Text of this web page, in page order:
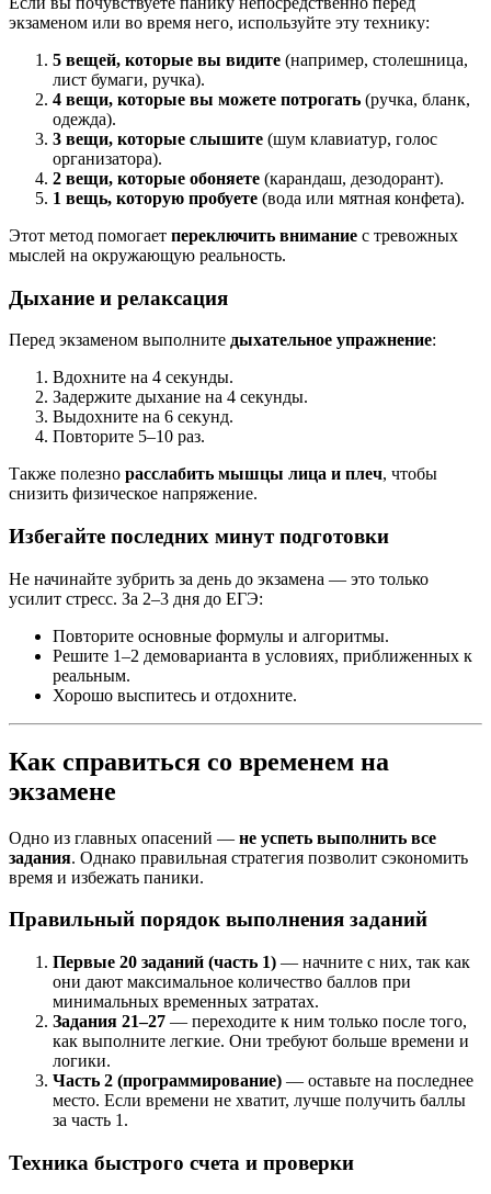
экзаменом или во время него, используйте эту технику:
5 вещей, которые вы видите (например, столешница,
лист бумаги, ручка).
4 вещи, которые вы можете потрогать (ручка, бланк,
одежда).
3 вещи, которые слышите (шум клавиатур, голос
организатора).
2 вещи, которые обоняете (карандаш, дезодорант).
1 вещь, которую пробуете (вода или мятная конфета).
Этот метод помогает переключить внимание с тревожных
мыслей на окружающую реальность.
Дыхание и релаксация
Перед экзаменом выполните дыхательное упражнение:
Вдохните на 4 секунды.
Задержите дыхание на 4 секунды.
Выдохните на 6 секунд.
Повторите 5–10 раз.
Также полезно расслабить мышцы лица и плеч, чтобы
снизить физическое напряжение.
Избегайте последних минут подготовки
Не начинайте зубрить за день до экзамена — это только
усилит стресс. За 2–3 дня до ЕГЭ:
Повторите основные формулы и алгоритмы.
Решите 1–2 демоварианта в условиях, приближенных к
реальным.
Хорошо выспитесь и отдохните.
Как справиться со временем на
экзамене
Одно из главных опасений — не успеть выполнить все
задания. Однако правильная стратегия позволит сэкономить
время и избежать паники.
Правильный порядок выполнения заданий
Первые 20 заданий (часть 1) — начните с них, так как
они дают максимальное количество баллов при
минимальных временных затратах.
Задания 21–27 — переходите к ним только после того,
как выполните легкие. Они требуют больше времени и
логики.
Часть 2 (программирование) — оставьте на последнее
место. Если времени не хватит, лучше получить баллы
за часть 1.
Техника быстрого счета и проверки